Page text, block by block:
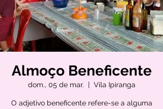
Almoço Beneficente
dom., 05 de mar.
  |
Vila Ipiranga
O adjetivo beneficente refere-se a alguma